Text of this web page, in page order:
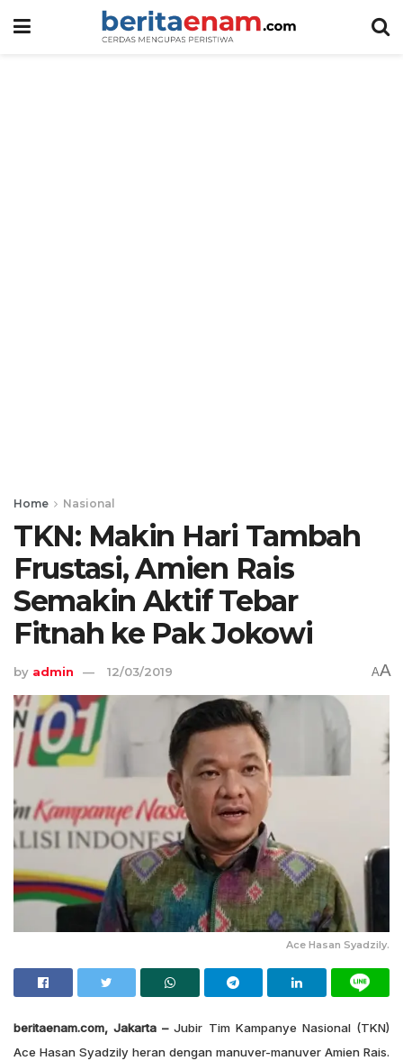
Home Nasional
TKN: Makin Hari Tambah
Frustasi, Amien Rais
Semakin Aktif Tebar
Fitnah ke Pak Jokowi
by admin 12/03/2019 AA
Ace Hasan Syadzily.
beritaenam.com, Jakarta –Jubir Tim Kampanye Nasional (TKN)
Ace Hasan Syadzily heran dengan manuver-manuver Amien Rais.